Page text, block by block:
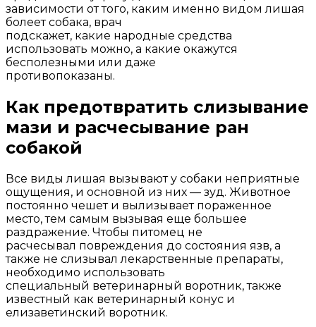
зависимости от того, каким именно видом лишая
болеет собака, врач
подскажет, какие народные средства
использовать можно, а какие окажутся
бесполезными или даже
противопоказаны.
Как предотвратить слизывание
мази и расчесывание ран
собакой
Все виды лишая вызывают у собаки неприятные
ощущения, и основной из них — зуд. Животное
постоянно чешет и вылизывает пораженное
место, тем самым вызывая еще большее
раздражение. Чтобы питомец не
расчесывал повреждения до состояния язв, а
также не слизывал лекарственные препараты,
необходимо использовать
специальный ветеринарный воротник, также
известный как ветеринарный конус и
елизаветинский воротник.